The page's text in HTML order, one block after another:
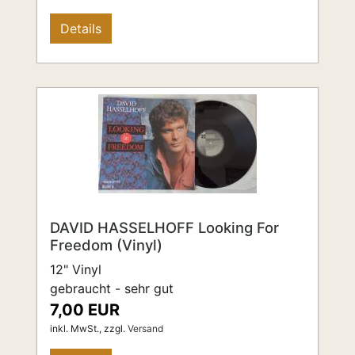
Details
DAVID HASSELHOFF Looking For
Freedom (Vinyl)
12" Vinyl
gebraucht - sehr gut
7,00 EUR
inkl. MwSt., zzgl. Versand